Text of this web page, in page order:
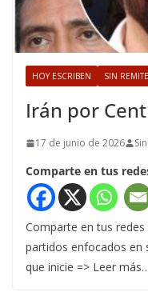
HOY ESCRIBEN SIN
Irán por
17 de junio de 2026
Comparte en tus
Comparte en tus
partidos enfocados en
que inicie => Leer